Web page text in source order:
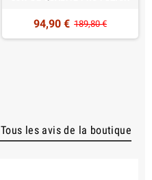
94,90 € 189,80 €
Tous les avis de la boutique